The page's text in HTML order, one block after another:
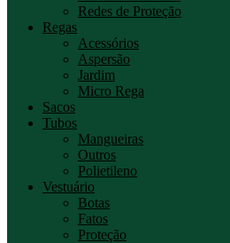
Redes de Proteção
Regas
Acessórios
Aspersão
Jardim
Micro Rega
Sacos
Tubos
Mangueiras
Outros
Polietileno
Vestuário
Botas
Fatos
Proteção